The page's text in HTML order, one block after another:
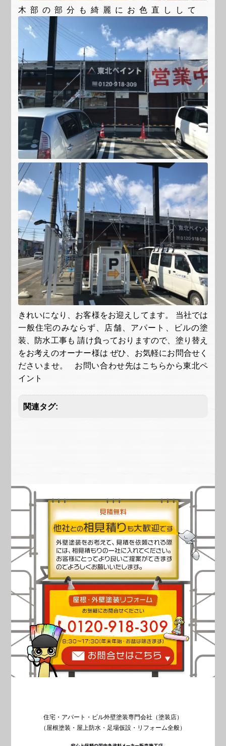
木部の部分も綺麗にお色直しして
きれいになり、お客様をお迎えしてます。 当社では
一般住宅のみならず、店舗、アパート、ビルの塗
装、防水工事も 請け負っておりますので、塗り替え
をお考えのオーナー様は ぜひ、お気軽にお問合せく
ださいませ。 お問い合わせ先はこちらから東北ペ
イント
関連タグ:
住宅・アパート・ビル外壁塗装専門会社（塗装店）
（屋根塗装・屋上防水・足場仮設・リフォーム全般）